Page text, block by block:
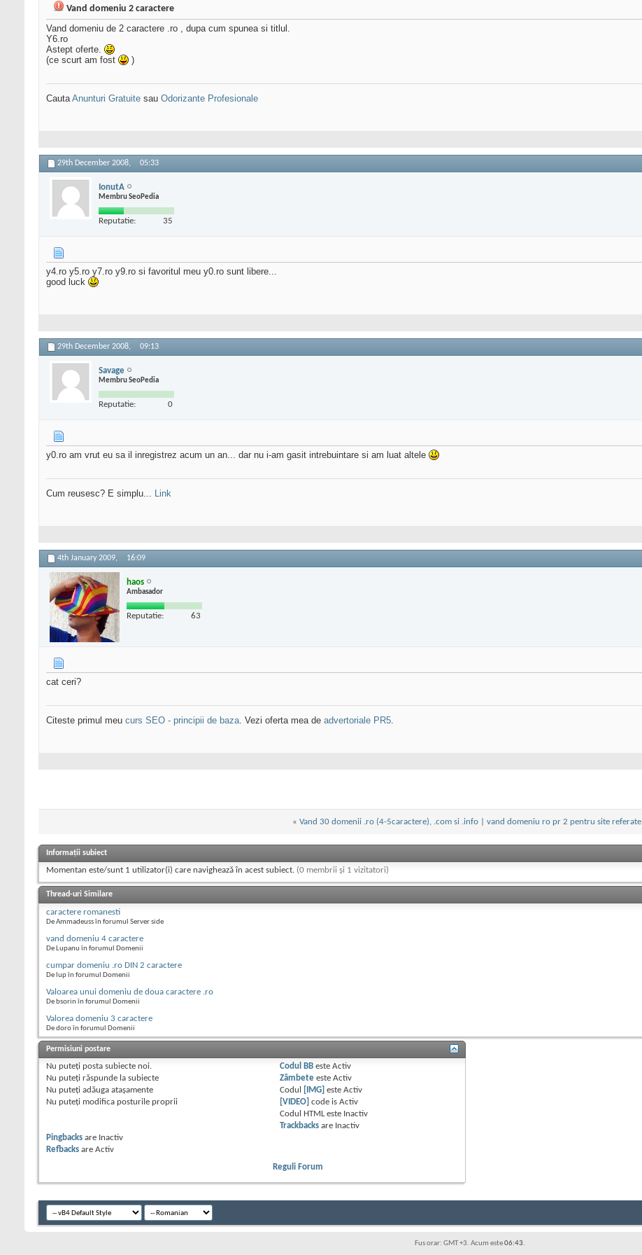
Vand domeniu 2 caractere
Vand domeniu de 2 caractere .ro , dupa cum spunea si titlul.
Y6.ro
Astept oferte.
(ce scurt am fost
)
CautaAnunturi Gratuite sau Odorizante Profesionale
29th December 2008, 05:33
IonutA
Membru SeoPedia
Reputatie: 35
y4.ro y5.ro y7.ro y9.ro si favoritul meu y0.ro sunt libere...
good luck
29th December 2008, 09:13
Savage
Membru SeoPedia
Reputatie: 0
y0.ro am vrut eu sa il inregistrez acum un an... dar nu i-am gasit intrebuintare si am luat altele
Cum reusesc? E simplu... Link
4th January 2009, 16:09
haos
Ambasador
Reputatie: 63
cat ceri?
Citeste primul meu curs SEO - principii de baza. Vezi oferta mea de advertoriale PR5.
« Vand 30 domenii .ro (4-5caractere), .com si .info| vand domeniu ro pr 2 pentru site referate
Informații subiect
Momentan este/sunt 1 utilizator(i) care navighează în acest subiect. (0 membrii și 1 vizitatori)
Thread-uri Similare
caractere romanesti
De Ammadeuss în forumul Server side
vand domeniu 4 caractere
De Lupanu în forumul Domenii
cumpar domeniu .ro DIN 2 caractere
De lup în forumul Domenii
Valoarea unui domeniu de doua caractere .ro
De bsorin în forumul Domenii
Valorea domeniu 3 caractere
De doro în forumul Domenii
Permisiuni postare
Nu puteţi posta subiecte noi.
Nu puteţi răspunde la subiecte
Nu puteţi adăuga ataşamente
Nu puteţi modifica posturile proprii
Codul BB esteActiv
Zâmbete esteActiv
Codul
[IMG] esteActiv
[VIDEO] code isActiv
Codul HTML este Inactiv
Trackbacks are Inactiv
Pingbacks are Inactiv
Refbacks are Activ
Reguli Forum
Fus orar: GMT +3. Acum este06:43.